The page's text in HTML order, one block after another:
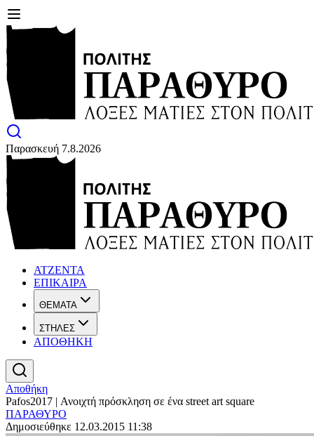
Παρασκευή 7.8.2026
ΑΤΖΕΝΤΑ
ΕΠΙΚΑΙΡΑ
ΘΕΜΑΤΑ
ΣΤΗΛΕΣ
ΑΠΟΘΗΚΗ
Αποθήκη
Pafos2017 | Ανοιχτή πρόσκληση σε ένα street art square
ΠΑΡΑΘΥΡΟ
Δημοσιεύθηκε 12.03.2015 11:38